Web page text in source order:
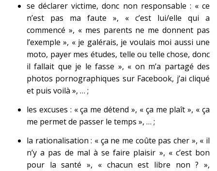
se déclarer victime, donc non responsable : « ce
n’est pas ma faute », « c’est lui/elle qui a
commencé », « mes parents ne me donnent pas
l’exemple », « je galérais, je voulais moi aussi une
moto, payer mes études, telle ou telle chose, donc
il fallait que je le fasse », « on m’a partagé des
photos pornographiques sur Facebook, j’ai cliqué
et puis voilà », … ;
les excuses : « ça me détend », « ça me plaît », « ça
me permet de passer le temps », … ;
la rationalisation : « ça ne me coûte pas cher », « il
n’y a pas de mal à se faire plaisir », « c’est bon
pour la santé », « chacun est libre non ? »,